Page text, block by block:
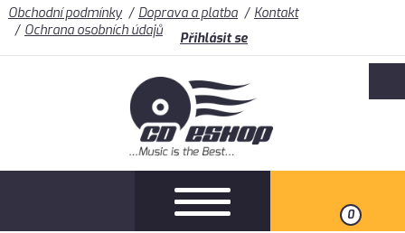
Obchodní podmínky Doprava a platba
Kontakt
Ochrana osobních údajů
Přihlásit se
0